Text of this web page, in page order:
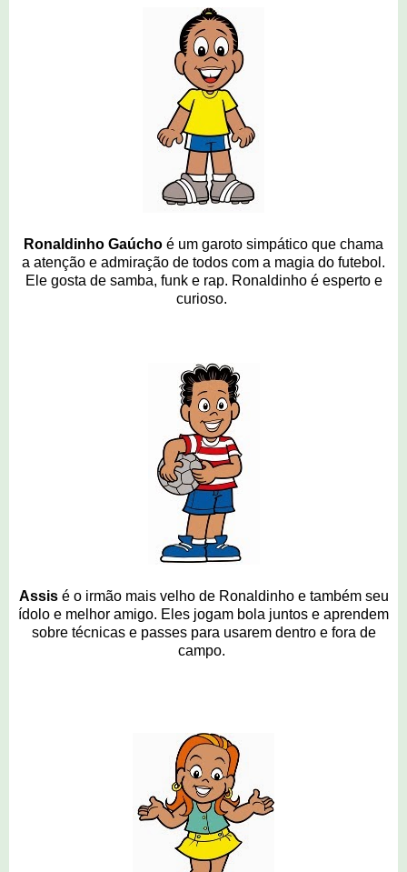
Ronaldinho Gaúcho é um garoto simpático que chama
a atenção e admiração de todos com a magia do futebol.
Ele gosta de samba, funk e rap. Ronaldinho é esperto e
curioso.
Assis é o irmão mais velho de Ronaldinho e também seu
ídolo e melhor amigo. Eles jogam bola juntos e aprendem
sobre técnicas e passes para usarem dentro e fora de
campo.